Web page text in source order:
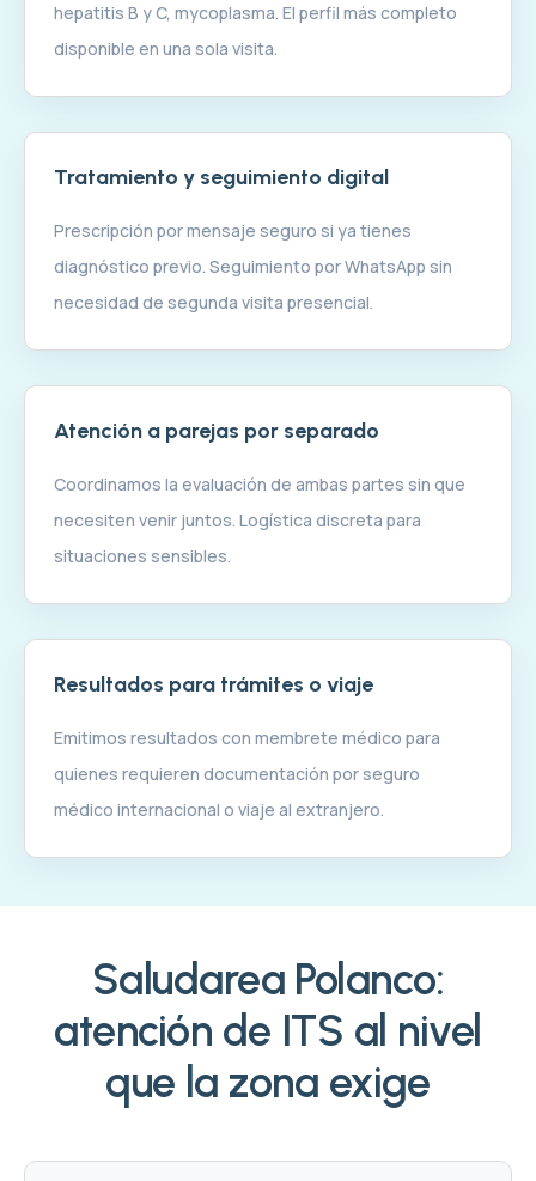
hepatitis B y C, mycoplasma. El perfil más completo
disponible en una sola visita.
Tratamiento y seguimiento digital
Prescripción por mensaje seguro si ya tienes
diagnóstico previo. Seguimiento por WhatsApp sin
necesidad de segunda visita presencial.
Atención a parejas por separado
Coordinamos la evaluación de ambas partes sin que
necesiten venir juntos. Logística discreta para
situaciones sensibles.
Resultados para trámites o viaje
Emitimos resultados con membrete médico para
quienes requieren documentación por seguro
médico internacional o viaje al extranjero.
Saludarea Polanco:
atención de ITS al nivel
que la zona exige